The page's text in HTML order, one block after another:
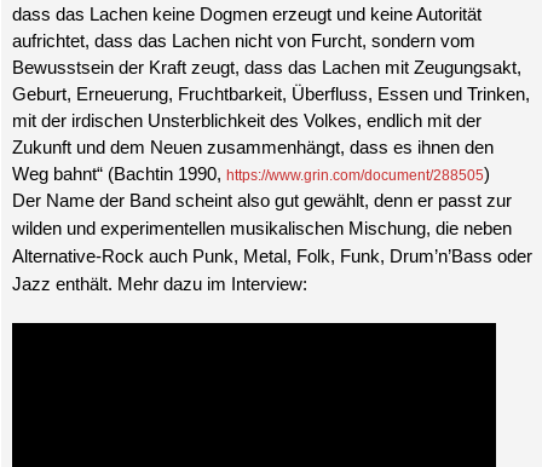
dass das Lachen keine Dogmen erzeugt und keine Autorität
aufrichtet, dass das Lachen nicht von Furcht, sondern vom
Bewusstsein der Kraft zeugt, dass das Lachen mit Zeugungsakt,
Geburt, Erneuerung, Fruchtbarkeit, Überfluss, Essen und Trinken,
mit der irdischen Unsterblichkeit des Volkes, endlich mit der
Zukunft und dem Neuen zusammenhängt, dass es ihnen den
Weg bahnt“ (Bachtin 1990, https://www.grin.com/document/288505)
Der Name der Band scheint also gut gewählt, denn er passt zur
wilden und experimentellen musikalischen Mischung, die neben
Alternative-Rock auch Punk, Metal, Folk, Funk, Drum’n’Bass oder
Jazz enthält. Mehr dazu im Interview: